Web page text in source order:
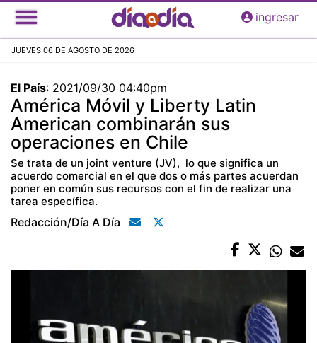
Pasar
al
principal
ingresar
JUEVES 06 DE AGOSTO DE 2026
El País: 2021/09/30 04:40pm
América Móvil y Liberty Latin
American combinarán sus
operaciones en Chile
Se trata de un joint venture (JV), lo que significa un
acuerdo comercial en el que dos o más partes acuerdan
poner en común sus recursos con el fin de realizar una
tarea específica.
Redacción/día A Día